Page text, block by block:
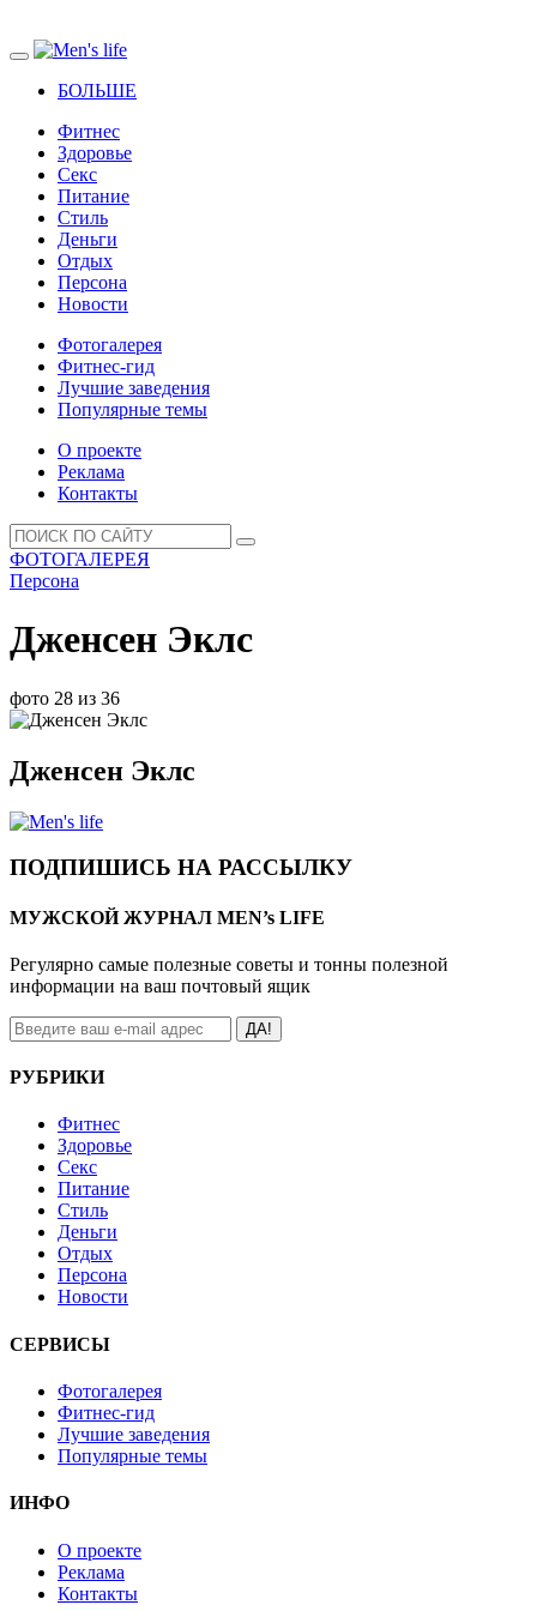
БОЛЬШЕ
Фитнес
Здоровье
Секс
Питание
Стиль
Деньги
Отдых
Персона
Новости
Фотогалерея
Фитнес-гид
Лучшие заведения
Популярные темы
О проекте
Реклама
Контакты
ФОТОГАЛЕРЕЯ
Персона
Дженсен Эклс
фото 28 из 36
Дженсен Эклс
ПОДПИШИСЬ НА РАССЫЛКУ
МУЖСКОЙ ЖУРНАЛ MEN’s LIFE
Регулярно самые полезные советы и тонны полезной
информации на ваш почтовый ящик
ДА!
РУБРИКИ
Фитнес
Здоровье
Секс
Питание
Стиль
Деньги
Отдых
Персона
Новости
СЕРВИСЫ
Фотогалерея
Фитнес-гид
Лучшие заведения
Популярные темы
ИНФО
О проекте
Реклама
Контакты